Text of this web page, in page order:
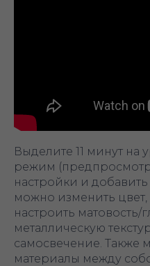
Выделите 11 минут на
режим
настройки и
можно изменить цвет,
настроить матовость/
металлическую
самосвечение. Также
материалы между